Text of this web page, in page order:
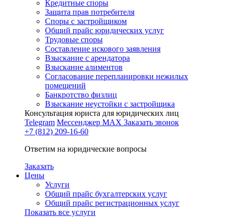
Кредитные споры
Защита прав потребителя
Споры с застройщиком
Общий прайс юридических услуг
Трудовые споры
Составление искового заявления
Взыскание с арендатора
Взыскание алиментов
Cогласование перепланировки нежилых
помещений
Банкротство физлиц
Взыскание неустойки с застройщика
Консультация юриста для юридических лиц
Telegram Мессенджер MAX Заказать звонок
+7 (812) 209-16-60
Ответим на юридические вопросы
Заказать
Цены
Услуги
Общий прайс бухгалтерских услуг
Общий прайс регистрационных услуг
Показать все услуги